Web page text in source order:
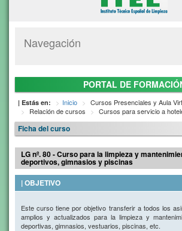
Navegación
PORTAL DE
| Estás en: Inicio
Cursos Presenciales y Aula
Relación de cursos
Cursos para servicio a
Ficha del curso
LG nº. 80 - Curso para la limpieza y
deportivos, gimnasios y piscinas
| OBJETIVO
Este curso tiene por objetivo transferir a todos los
amplios y actualizados para la limpieza y
deportivas, gimnasios, vestuarios, piscinas, etc.